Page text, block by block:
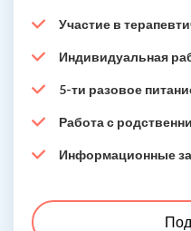
Участие в
Индивидуальная
5-ти разовое
Работа с
Информационные